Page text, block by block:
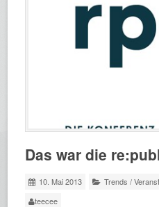
Das war die
10. Mai 2013 Trends /
teecee